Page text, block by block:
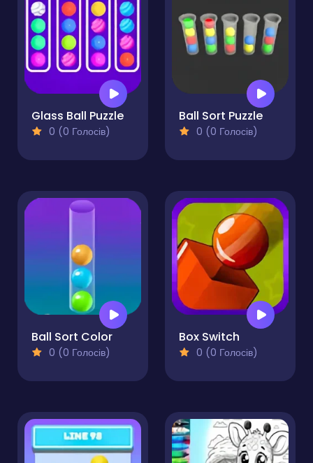
Glass Ball Puzzle
0 (0 Голосів)
Ball Sort Puzzle
0 (0 Голосів)
Ball Sort Color
0 (0 Голосів)
Box Switch
0 (0 Голосів)